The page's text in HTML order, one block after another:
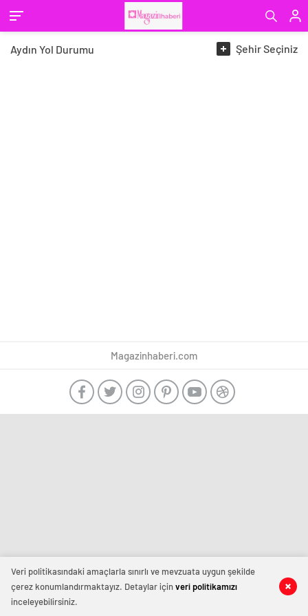
Aydın Yol Durumu ŞehirSeçiniz
Magazinhaberi.com
Veri politikasındaki amaçlarla sınırlı ve mevzuata uygun şekilde
çerez konumlandırmaktayız. Detaylar içinveri politikamızı
inceleyebilirsiniz.